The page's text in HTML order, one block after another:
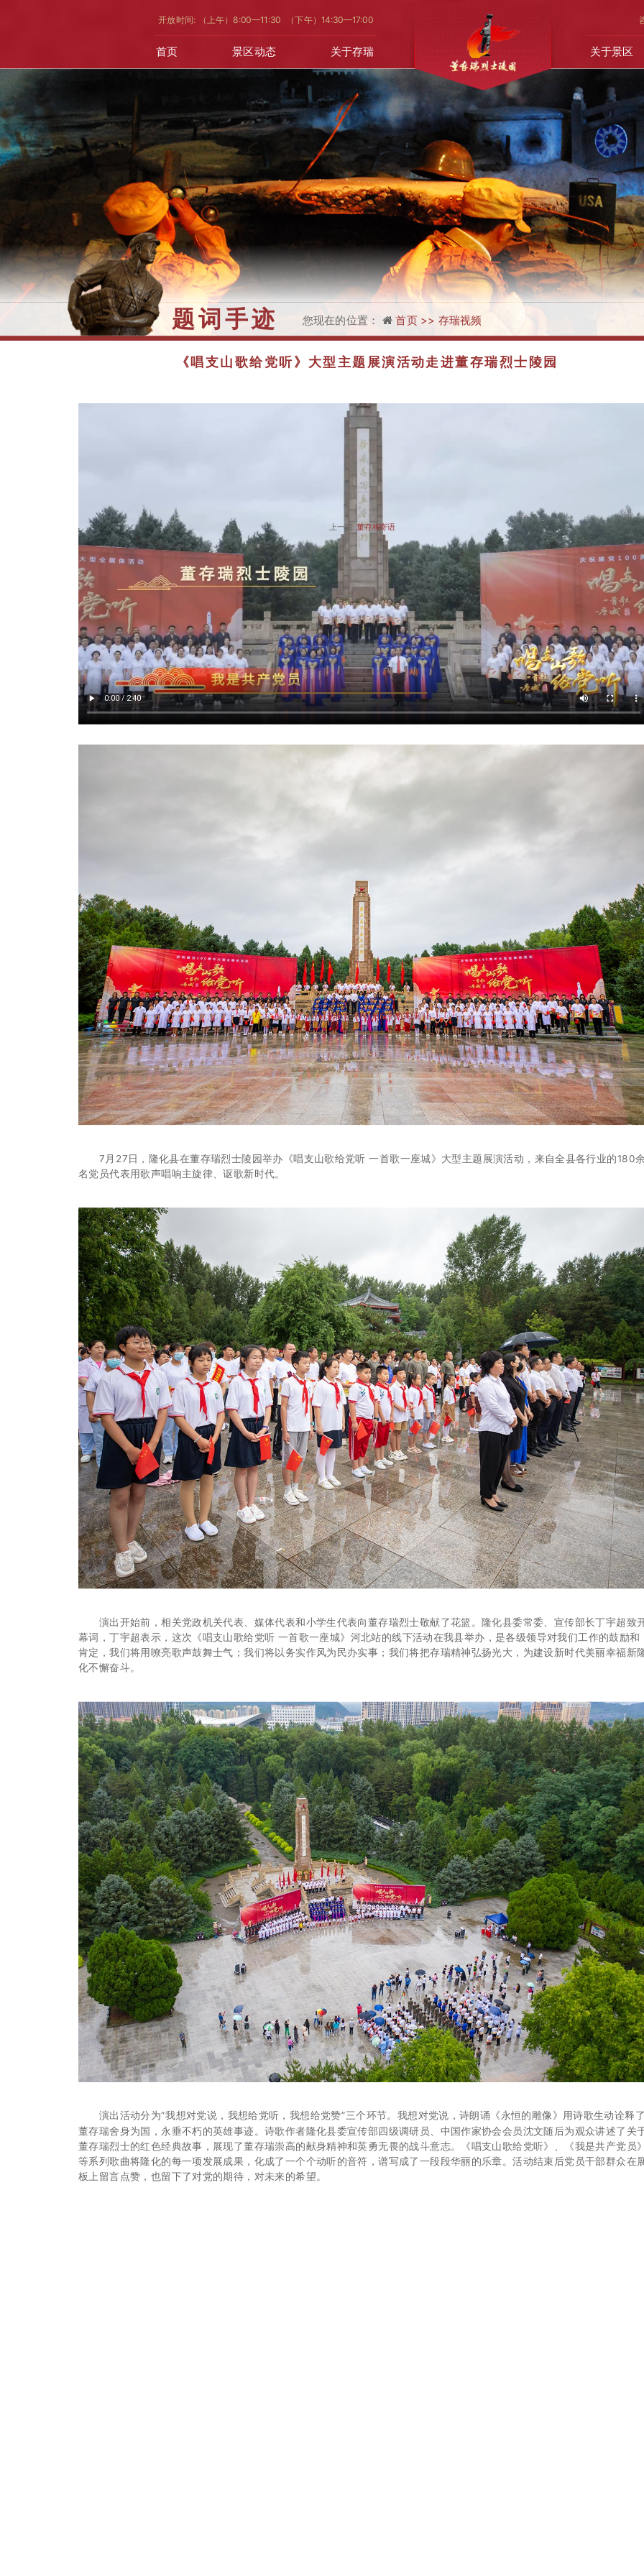
关于景区
首页 景区动态 关于存瑞
开放时间: （上午）8:00—11:30 （下午）14:30—17:00
题词手迹 您现在的位置： 首页 >> 存瑞视频
>>《唱支山歌给党听》大型主题展
演活动走进董存瑞烈士陵园
《唱支山歌给党听》大型主题展演活动走进董存瑞烈士陵园
7月27日，隆化县在董存瑞烈士陵园举办《唱支山歌给党听 一首歌一座城》大型主题展演活动，来自全县各行业的180
名党员代表用歌声唱响主旋律、讴歌新时代。
演出开始前，相关党政机关代表、媒体代表和小学生代表向董存瑞烈士敬献了花篮。隆化县委常委、宣传部长丁宇超致
幕词，丁宇超表示，这次《唱支山歌给党听 一首歌一座城》河北站的线下活动在我县举办，是各级领导对我们工作的鼓励和
肯定，我们将用嘹亮歌声鼓舞士气；我们将以务实作风为民办实事；我们将把存瑞精神弘扬光大，为建设新时代美丽幸福新
化不懈奋斗。
演出活动分为“我想对党说，我想给党听，我想给党赞”三个环节。我想对党说，诗朗诵《永恒的雕像》用诗歌生动诠释
董存瑞舍身为国，永垂不朽的英雄事迹。诗歌作者隆化县委宣传部四级调研员、中国作家协会会员沈文随后为观众讲述了关
董存瑞烈士的红色经典故事，展现了董存瑞崇高的献身精神和英勇无畏的战斗意志。《唱支山歌给党听》、《我是共产党员
等系列歌曲将隆化的每一项发展成果，化成了一个个动听的音符，谱写成了一段段华丽的乐章。活动结束后党员干部群众在
板上留言点赞，也留下了对党的期待，对未来的希望。
上一篇:董存梅寄语
下一篇:情景表演《平行时空中的英雄们》